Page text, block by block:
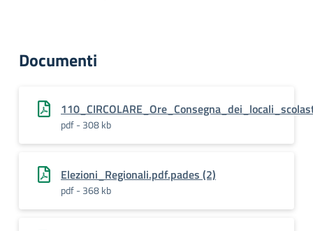
Documenti
pdf - 308 kb
Elezioni_Regionali.pdf.pades (2)
pdf - 368 kb